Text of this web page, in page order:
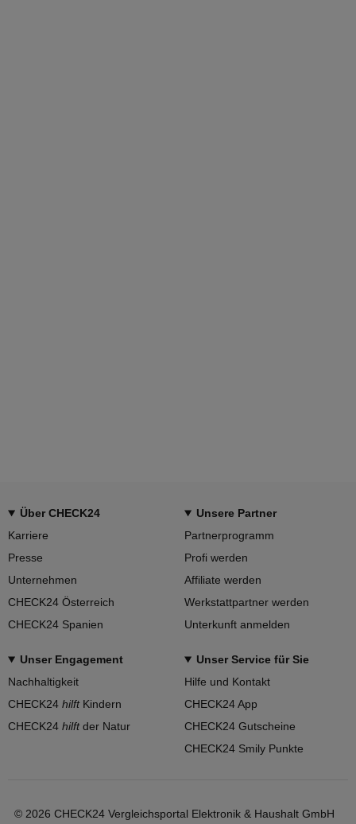
Über CHECK24
Karriere
Presse
Unternehmen
CHECK24 Österreich
CHECK24 Spanien
Unsere Partner
Partnerprogramm
Profi werden
Affiliate werden
Werkstattpartner werden
Unterkunft anmelden
Unser Engagement
Nachhaltigkeit
CHECK24 hilftKindern
CHECK24 hilftder Natur
Unser Service für Sie
Hilfe und Kontakt
CHECK24 App
CHECK24 Gutscheine
CHECK24 Smily Punkte
© 2026 CHECK24 Vergleichsportal Elektronik & Haushalt GmbH